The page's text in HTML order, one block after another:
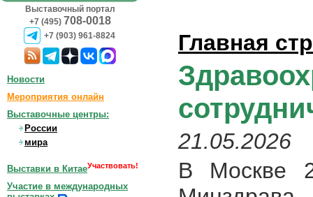
Выставочный портал
+7 (495) 708-0018
+7 (903) 961-8824 Главная
21.05.2026
В Москве
Новости
Мероприятия онлайн
Выставочные центры:
России
мира
Выставки в КитаеУчаствовать!
Участие в международных